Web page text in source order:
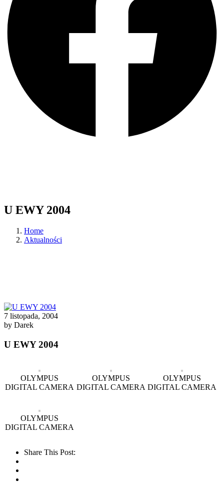
U EWY 2004
Home
Aktualności
7 listopada, 2004
by Darek
U EWY 2004
OLYMPUS
DIGITAL CAMERA
OLYMPUS
DIGITAL CAMERA
OLYMPUS
DIGITAL CAMERA
OLYMPUS
DIGITAL CAMERA
Share This Post: